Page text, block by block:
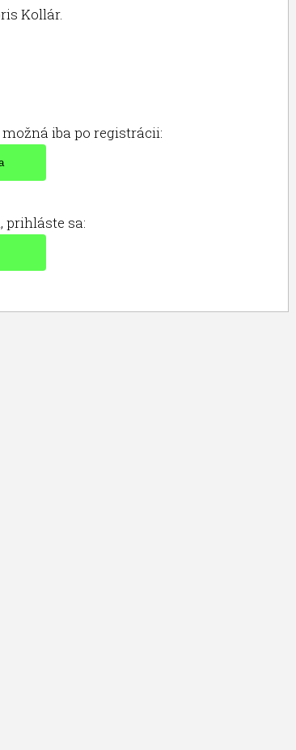
Kollár.
iba po registrácii:
prihláste sa: